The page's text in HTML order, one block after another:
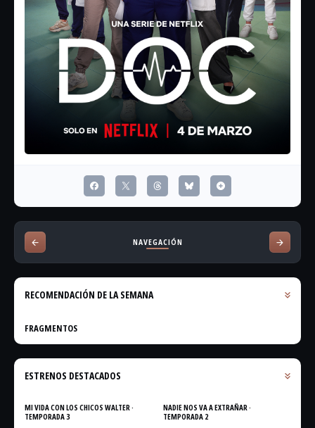
NAVEGACIÓN
RECOMENDACIÓN DE LA SEMANA
FRAGMENTOS
ESTRENOS DESTACADOS
MI VIDA CON LOS CHICOS WALTER ·
TEMPORADA 3
NADIE NOS VA A EXTRAÑAR ·
TEMPORADA 2